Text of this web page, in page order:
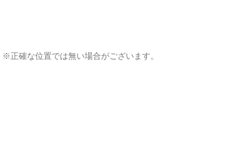
※正確な位置では無い場合がございます。